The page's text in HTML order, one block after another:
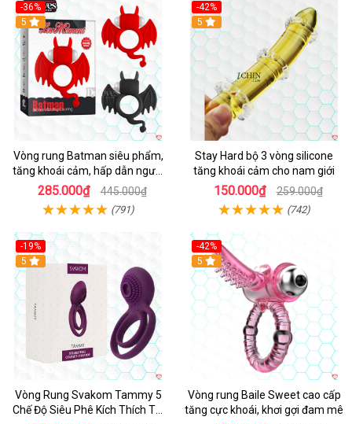
-36%
5
Vòng rung Batman siêu phẩm,
tăng khoái cảm, hấp dẫn người
dùng
285.000₫ 445.000₫
(791)
-42%
5
Stay Hard bộ 3 vòng silicone
tăng khoái cảm cho nam giới
150.000₫ 259.000₫
(742)
-19%
5
Vòng Rung Svakom Tammy 5
Chế Độ Siêu Phê Kích Thích Tối
-42%
5
Vòng rung Baile Sweet cao cấp
tăng cực khoái, khơi gợi đam mê